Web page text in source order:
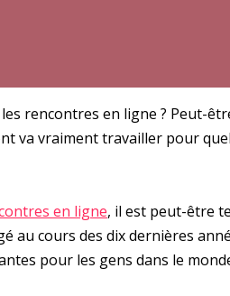
rencontres en ligne ? Peut-
va vraiment travailler pour
en ligne, il est peut-être
au cours des dix dernières
pour les gens dans le